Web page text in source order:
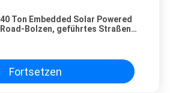
40 Ton Embedded Solar Powered
Road-Bolzen, geführtes Straßen-
Fortsetzen